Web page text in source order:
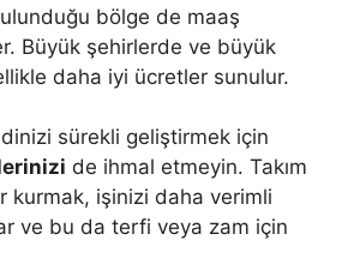
bölge de maaş
Büyük şehirlerde ve büyük
daha iyi ücretler sunulur.
sürekli geliştirmek için
de ihmal etmeyin. Takım
kurmak, işinizi daha verimli
ve bu da terfi veya zam için